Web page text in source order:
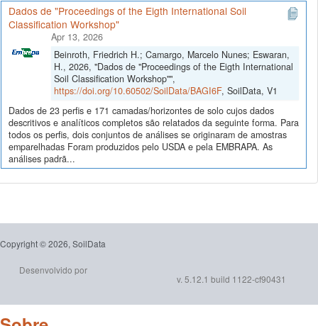
Dados de "Proceedings of the Eigth International Soil
Classification Workshop"
Apr 13, 2026
Beinroth, Friedrich H.; Camargo, Marcelo Nunes; Eswaran,
H., 2026, "Dados de "Proceedings of the Eigth International
Soil Classification Workshop"",
https://doi.org/10.60502/SoilData/BAGI6F, SoilData, V1
Dados de 23 perfis e 171 camadas/horizontes de solo cujos dados
descritivos e analíticos completos são relatados da seguinte forma. Para
todos os perfis, dois conjuntos de análises se originaram de amostras
emparelhadas Foram produzidos pelo USDA e pela EMBRAPA. As
análises padrã...
Copyright © 2026, SoilData
Desenvolvido por
v. 5.12.1 build 1122-cf90431